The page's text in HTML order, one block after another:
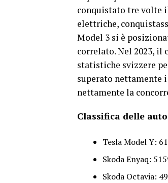
conquistato tre volte
elettriche,
Model 3 si è
correlato. Nel 2023, il
statistiche svizzere
superato nettamente
nettamente la
Classifica delle
Tesla Model Y:
Skoda Enyaq:
Skoda Octavia: